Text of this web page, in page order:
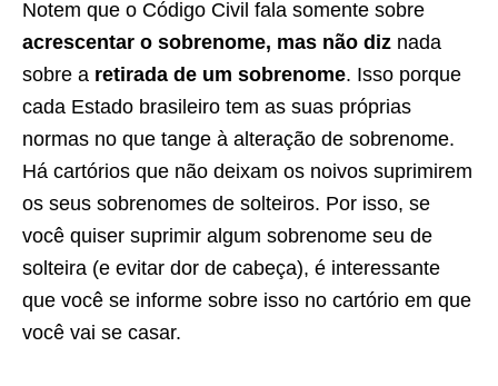
Notem que o Código Civil fala somente sobre
acrescentar o sobrenome, mas não diz nada
sobre a retirada de um sobrenome. Isso porque
cada Estado brasileiro tem as suas próprias
normas no que tange à alteração de sobrenome.
Há cartórios que não deixam os noivos suprimirem
os seus sobrenomes de solteiros. Por isso, se
você quiser suprimir algum sobrenome seu de
solteira (e evitar dor de cabeça), é interessante
que você se informe sobre isso no cartório em que
você vai se casar.